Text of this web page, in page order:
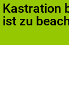
Kastration
ist zu